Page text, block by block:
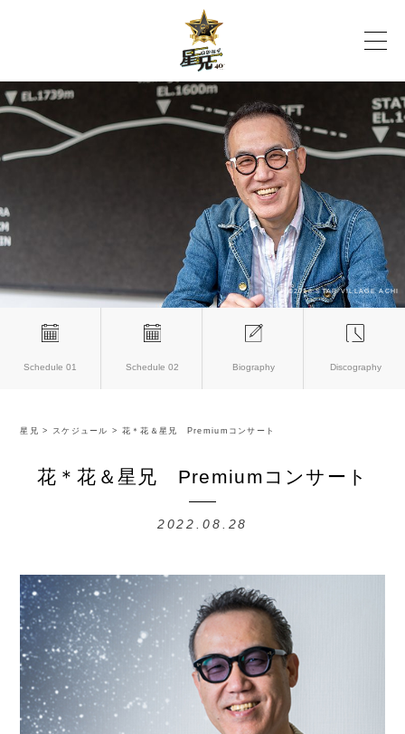
Schedule 01 Schedule 02 Biography Discography
星兄 > スケジュール > 花＊花＆星兄 Premiumコンサート
花＊花＆星兄 Premiumコンサート
2022.08.28